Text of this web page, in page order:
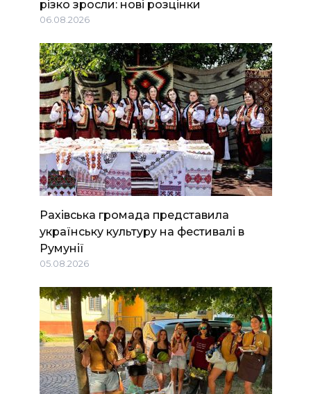
різко зросли: нові розцінки
06.08.2026
Рахівська громада представила
українську культуру на фестивалі в
Румунії
05.08.2026